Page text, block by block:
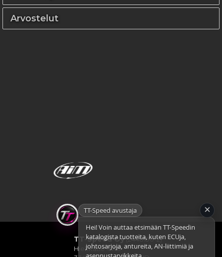
Arvostelut
TT-Speed Oy(2448190-2)
Hiekkatie 4 A8
TT-Speed avustaja
Hei! Voin auttaa etsimään TT-Speedin
katalogista tuotteita, kuten ECUja,
johtosarjoja, antureita, AN-liittimiä ja
×